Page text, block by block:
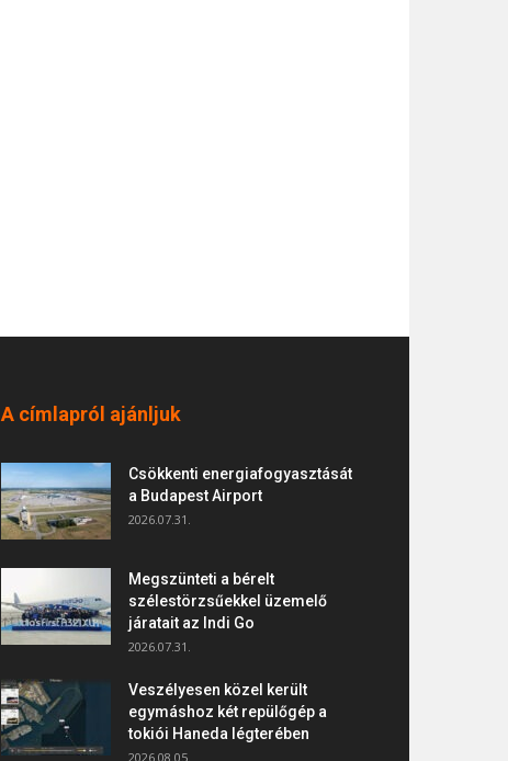
A címlapról ajánljuk
Csökkenti energiafogyasztását
a Budapest Airport
2026.07.31.
Megszünteti a bérelt
szélestörzsűekkel üzemelő
járatait az Indi Go
2026.07.31.
Veszélyesen közel került
egymáshoz két repülőgép a
tokiói Haneda légterében
2026.08.05.